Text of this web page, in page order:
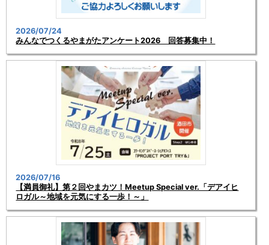
2026/07/24
みんなでつくるやまがたアンケート2026 回答募集中！
2026/07/16
【満員御礼】第２回やまカツ！Meetup Special ver.「デアイヒ
ロガル～地域を元気にする一歩！～」